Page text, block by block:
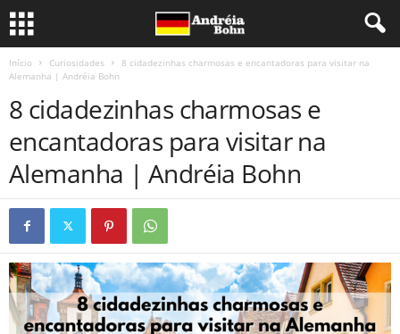
Início Curiosidades
8 cidadezinhas charmosas e encantadoras para visitar na
Alemanha | Andréia Bohn
8 cidadezinhas charmosas e
encantadoras para visitar na
Alemanha | Andréia Bohn